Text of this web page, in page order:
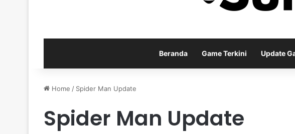
Beranda Game Terkini Update
Home / Spider Man Update
Spider Man Update